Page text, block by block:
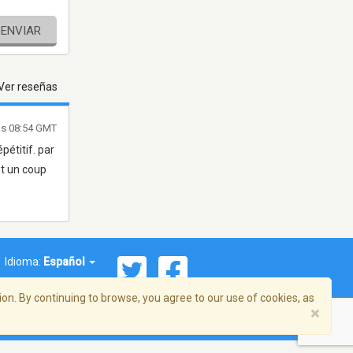
ENVIAR
reseñas
par
un coup
08:54 GMT
Idioma: Español
By continuing to browse, you agree to our use of cookies, as
×